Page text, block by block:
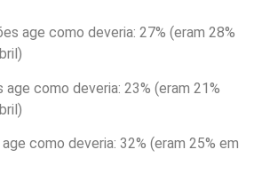
age como deveria: 27% (eram 28%
age como deveria: 23% (eram 21%
como deveria: 32% (eram 25% em